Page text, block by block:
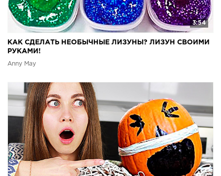
3:54
КАК СДЕЛАТЬ НЕОБЫЧНЫЕ ЛИЗУНЫ? ЛИЗУН СВОИМИ
РУКАМИ!
Anny May